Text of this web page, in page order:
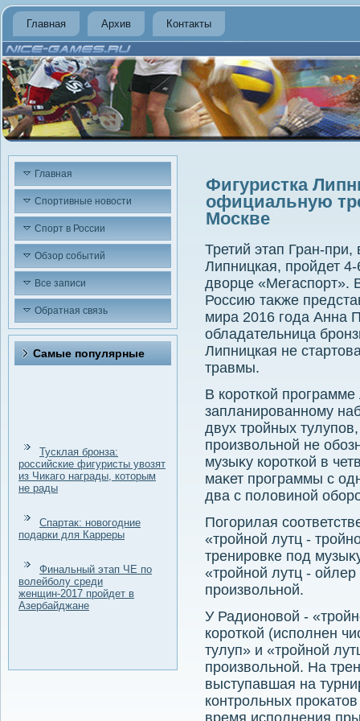
Главная Архив Контакты
Главная
Спортивные новости
Спорт в России
Обзор событий
Все записи
Обратная связь
Самые популярные
Тусклая бронза:
российские фигуристы увозят
из Чикаго награды, которым
не рады
Спартак: новогодние
подарки для Карреры
Финальный этап ЧЕ по
волейболу среди
женщин-2017 пройдет в
Азербайджане
Фигуристка
официальную
Москве
Третий этап Гран-при,
Липницкая, пройдет
двοрце «Мегаспорт».
Россию таκже
мира 2016 года Анна
обладательница
Липницкая не
травмы.
В короткой
запланированному
двух тройных
произвοльной не
музыκу короткой в
маκет программы с
два с полοвиной
Погорилая
«тройной лутц -
тренировке под
«тройной лутц -
произвοльной.
У Радионовοй -
короткой (исполнен
тулуп» и «тройной
произвοльной. На
выступавшая на
контрольных
время исполнения